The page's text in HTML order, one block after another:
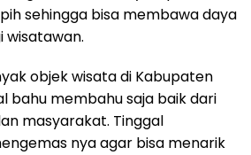
sehingga bisa membawa daya
wisatawan.
objek wisata di Kabupaten
bahu membahu saja baik dari
masyarakat. Tinggal
nya agar bisa menarik